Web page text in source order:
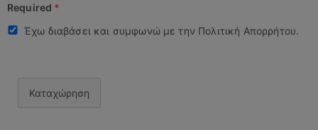
Required *
Έχω διαβάσει και συμφωνώ με την Πολιτική Απορρήτου.
Καταχώρηση